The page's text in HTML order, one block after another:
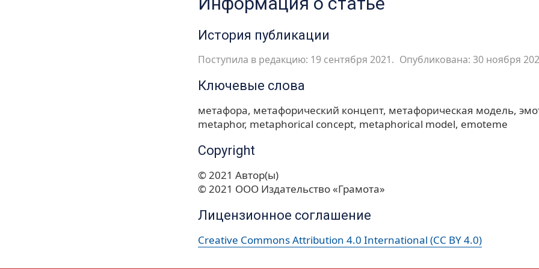
История публикации
Поступила в редакцию: 19 сентября 2021. Опубликована: 30 ноября
Ключевые слова
метафора метафорический концепт метафорическая модель
metaphor metaphorical concept metaphorical model emoteme
Copyright
© 2021 Автор(ы)
© 2021 ООО Издательство «Грамота»
Лицензионное соглашение
Creative Commons Attribution 4.0 International (CC BY 4.0)